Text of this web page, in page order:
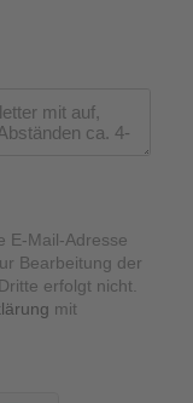
E-Mail-Adresse
Bearbeitung der
erfolgt nicht.
mit